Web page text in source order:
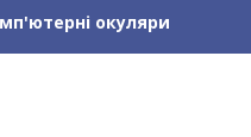
окуляри